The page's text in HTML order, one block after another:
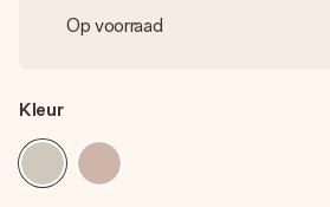
Op voorraad
Kleur